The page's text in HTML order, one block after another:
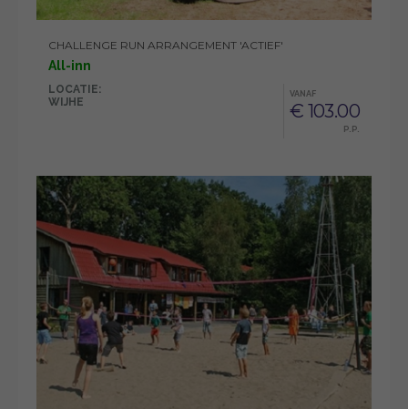
CHALLENGE RUN ARRANGEMENT 'ACTIEF'
All-inn
LOCATIE:
WIJHE
VANAF
€ 103.00
P.P.